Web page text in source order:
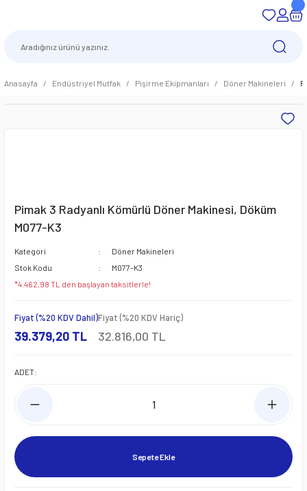
Anasayfa Endüstriyel Mutfak Pişirme Ekipmanları Döner Makineleri
Pimak 3 Radyanlı Kömürlü Döner Makinesi, Döküm
M077-K3
Kategori
Döner Makineleri
Stok Kodu
M077-K3
*4.462,98 TL den başlayan taksitlerle!
Fiyat (%20 KDV Dahil)
39.379,20 TL
Fiyat (%20 KDV Hariç)
32.816,00 TL
ADET:
Sepete Ekle